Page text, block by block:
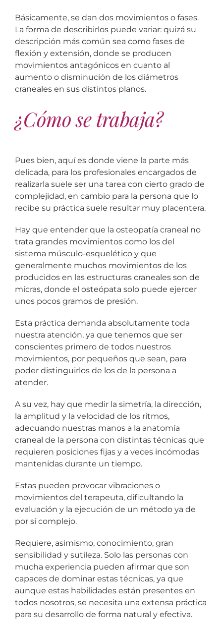
Básicamente, se dan dos movimientos o fases.
La forma de describirlos puede variar: quizá su
descripción más común sea como fases de
flexión y extensión, donde se producen
movimientos antagónicos en cuanto al
aumento o disminución de los diámetros
craneales en sus distintos planos.
¿Cómo se trabaja?
Pues bien, aquí es donde viene la parte más
delicada, para los profesionales encargados de
realizarla suele ser una tarea con cierto grado de
complejidad, en cambio para la persona que lo
recibe su práctica suele resultar muy placentera.
Hay que entender que la osteopatía craneal no
trata grandes movimientos como los del
sistema músculo-esquelético y que
generalmente muchos movimientos de los
producidos en las estructuras craneales son de
micras, donde el osteópata solo puede ejercer
unos pocos gramos de presión.
Esta práctica demanda absolutamente toda
nuestra atención, ya que tenemos que ser
conscientes primero de todos nuestros
movimientos, por pequeños que sean, para
poder distinguirlos de los de la persona a
atender.
A su vez, hay que medir la simetría, la dirección,
la amplitud y la velocidad de los ritmos,
adecuando nuestras manos a la anatomía
craneal de la persona con distintas técnicas que
requieren posiciones fijas y a veces incómodas
mantenidas durante un tiempo.
Estas pueden provocar vibraciones o
movimientos del terapeuta, dificultando la
evaluación y la ejecución de un método ya de
por sí complejo.
Requiere, asimismo, conocimiento, gran
sensibilidad y sutileza. Solo las personas con
mucha experiencia pueden afirmar que son
capaces de dominar estas técnicas, ya que
aunque estas habilidades están presentes en
todos nosotros, se necesita una extensa práctica
para su desarrollo de forma natural y efectiva.